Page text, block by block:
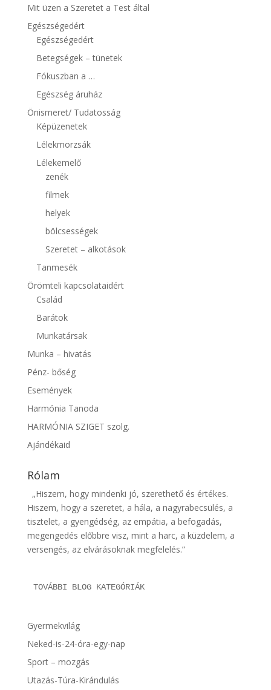
Mit üzen a Szeretet a Test által
Egészségedért
Egészségedért
Betegségek – tünetek
Fókuszban a …
Egészség áruház
Önismeret/ Tudatosság
Képüzenetek
Lélekmorzsák
Lélekemelő
zenék
filmek
helyek
bölcsességek
Szeretet – alkotások
Tanmesék
Örömteli kapcsolataidért
Család
Barátok
Munkatársak
Munka – hivatás
Pénz- bőség
Események
Harmónia Tanoda
HARMÓNIA SZIGET szolg.
Ajándékaid
Rólam
„Hiszem, hogy mindenki jó, szerethető és értékes.
Hiszem, hogy a szeretet, a hála, a nagyrabecsülés, a
tisztelet, a gyengédség, az empátia, a befogadás,
megengedés előbbre visz, mint a harc, a küzdelem, a
versengés, az elvárásoknak megfelelés.”
TOVÁBBI BLOG KATEGÓRIÁK
Gyermekvilág
Neked-is-24-óra-egy-nap
Sport – mozgás
Utazás-Túra-Kirándulás